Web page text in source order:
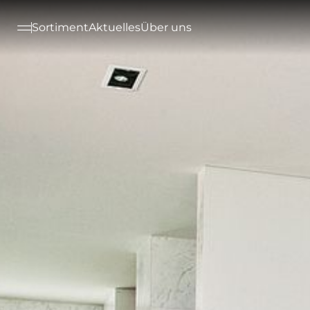
SortimentAktuellesÜber uns